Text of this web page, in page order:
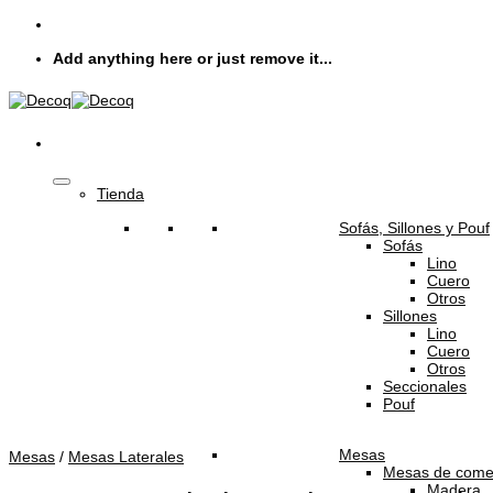
Skip
contentAdd anything here or just remove it...
Tienda
Sofás, Sillones y Pouf
Sofás
Lino
Cuero
Otros
Sillones
Lino
Cuero
Otros
Seccionales
Pouf
Mesas
Mesas de
Mesas / Mesas Laterales